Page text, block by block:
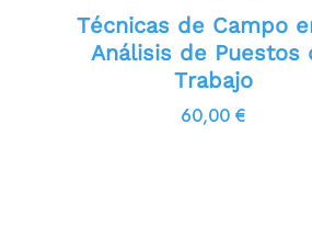
Técnicas de Campo
Análisis de Puestos
Trabajo
60,00 €